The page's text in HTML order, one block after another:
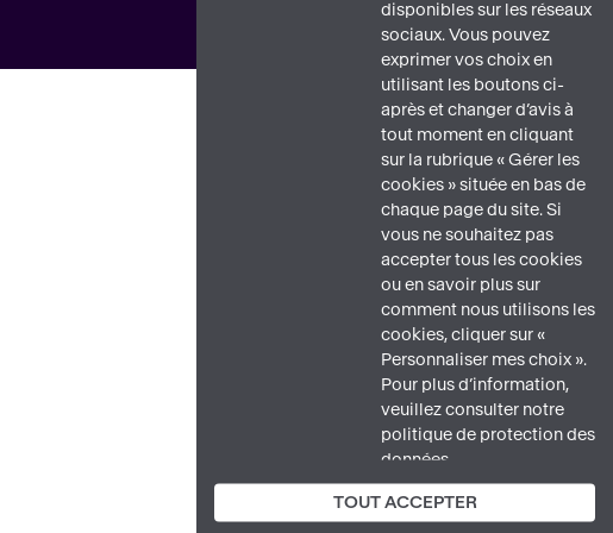
disponibles sur les réseaux
sociaux. Vous pouvez
exprimer vos choix en
utilisant les boutons ci-
après et changer d’avis à
tout moment en cliquant
sur la rubrique « Gérer les
cookies » située en bas de
chaque page du site. Si
vous ne souhaitez pas
accepter tous les cookies
ou en savoir plus sur
comment nous utilisons les
cookies, cliquer sur «
Personnaliser mes choix ».
Pour plus d’information,
veuillez consulter notre
politique de protection des
données.
TOUT ACCEPTER